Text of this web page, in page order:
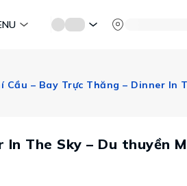
The Sky – Du thuyền
Từ cố đô